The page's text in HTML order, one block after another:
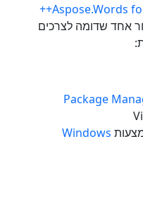
Aspose.Words for
אחד שדומה לצרכים
Package
Windows